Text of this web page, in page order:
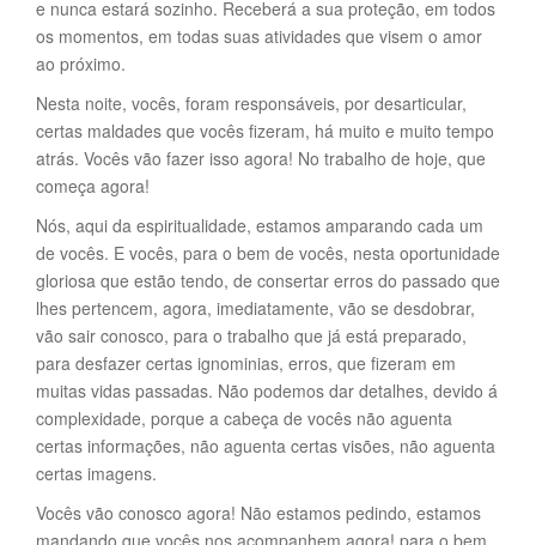
e nunca estará sozinho. Receberá a sua proteção, em todos
os momentos, em todas suas atividades que visem o amor
ao próximo.
Nesta noite, vocês, foram responsáveis, por desarticular,
certas maldades que vocês fizeram, há muito e muito tempo
atrás. Vocês vão fazer isso agora! No trabalho de hoje, que
começa agora!
Nós, aqui da espiritualidade, estamos amparando cada um
de vocês. E vocês, para o bem de vocês, nesta oportunidade
gloriosa que estão tendo, de consertar erros do passado que
lhes pertencem, agora, imediatamente, vão se desdobrar,
vão sair conosco, para o trabalho que já está preparado,
para desfazer certas ignominias, erros, que fizeram em
muitas vidas passadas. Não podemos dar detalhes, devido á
complexidade, porque a cabeça de vocês não aguenta
certas informações, não aguenta certas visões, não aguenta
certas imagens.
Vocês vão conosco agora! Não estamos pedindo, estamos
mandando que vocês nos acompanhem agora! para o bem